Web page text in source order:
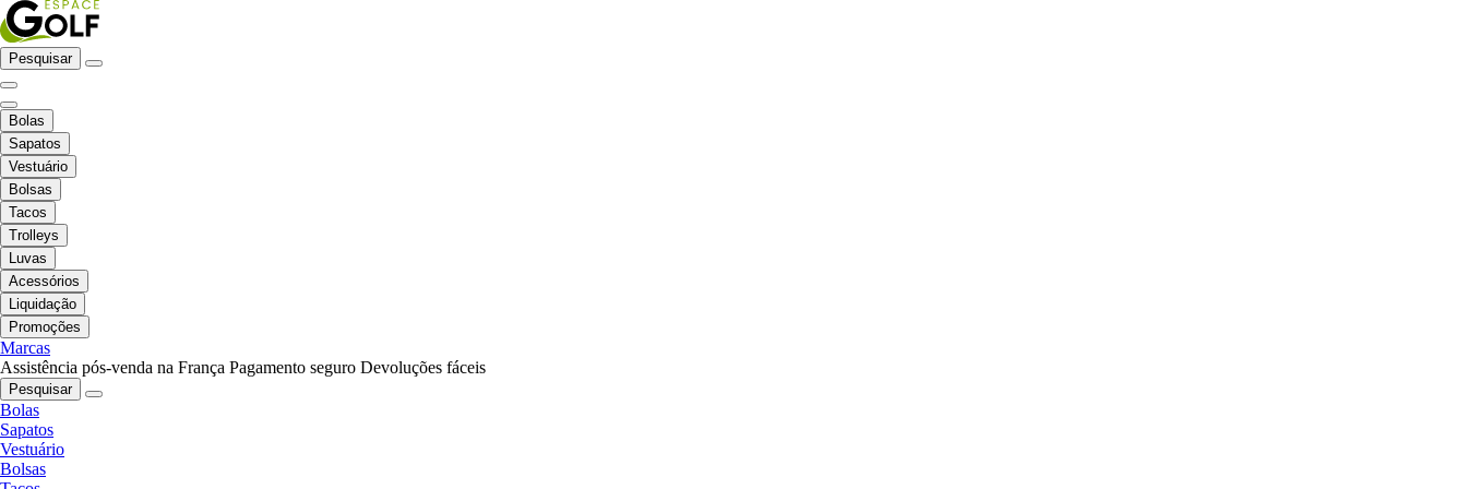
Pesquisar
Bolas
Sapatos
Vestuário
Bolsas
Tacos
Trolleys
Luvas
Acessórios
Liquidação
Promoções
Marcas
Assistência pós-venda na França Pagamento seguro Devoluções fáceis
Pesquisar
Bolas
Sapatos
Vestuário
Bolsas